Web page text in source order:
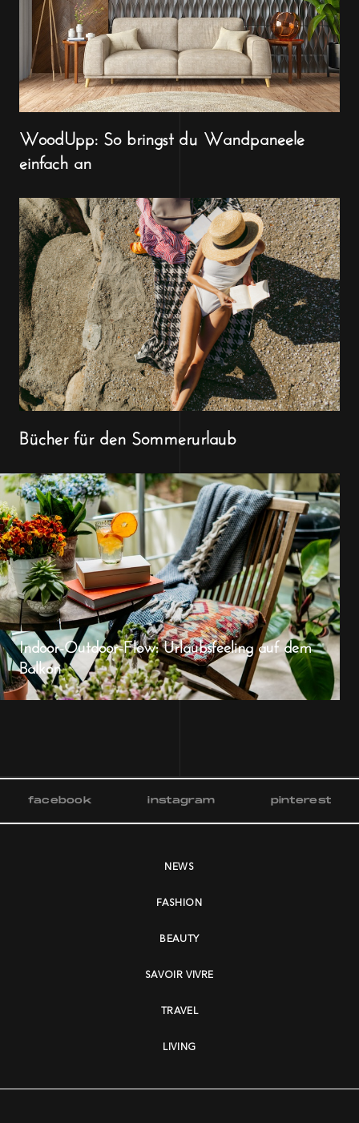
WoodUpp: So bringst du Wandpaneele
einfach an
Bücher für den Sommerurlaub
Indoor-Outdoor-Flow: Urlaubsfeeling auf dem
Balkon
facebook instagram pinterest
NEWS
FASHION
BEAUTY
SAVOIR VIVRE
TRAVEL
LIVING